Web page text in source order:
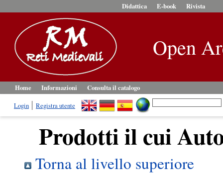
Didattica E-book Rivista
Open
Home Informazioni
Consulta il catalogo
Login
Registra utente
Prodotti il cui
Torna al livello superiore